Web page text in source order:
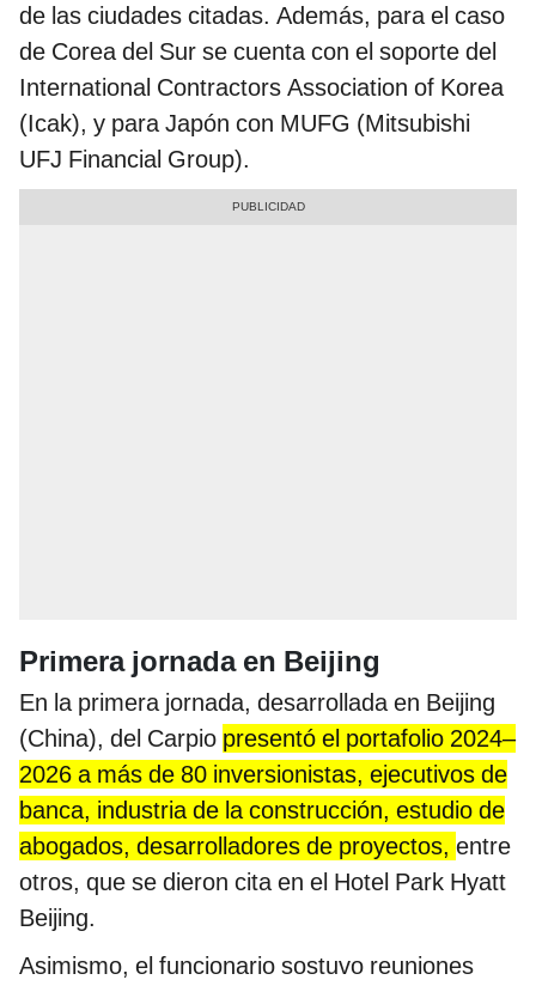
de las ciudades citadas. Además, para el caso
de Corea del Sur se cuenta con el soporte del
International Contractors Association of Korea
(Icak), y para Japón con MUFG (Mitsubishi
UFJ Financial Group).
Primera jornada en Beijing
En la primera jornada, desarrollada en Beijing
(China), del Carpio presentó el portafolio 2024–
2026 a más de 80 inversionistas, ejecutivos de
banca, industria de la construcción, estudio de
abogados, desarrolladores de proyectos, entre
otros, que se dieron cita en el Hotel Park Hyatt
Beijing.
Asimismo, el funcionario sostuvo reuniones